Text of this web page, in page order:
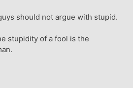
should not argue with stupid.
stupidity of a fool is the